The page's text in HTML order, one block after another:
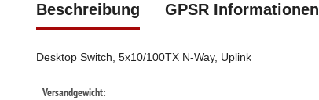
Beschreibung GPSR Informationen
Desktop Switch, 5x10/100TX N-Way, Uplink
Versandgewicht: